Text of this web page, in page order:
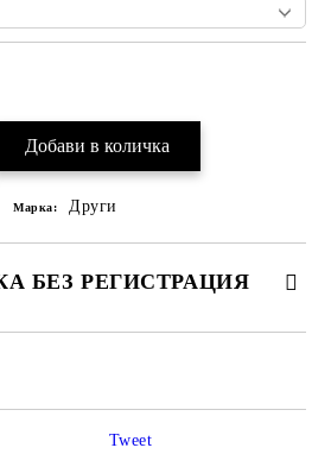
Марка: Други
БЕЗ РЕГИСТРАЦИЯ
Tweet